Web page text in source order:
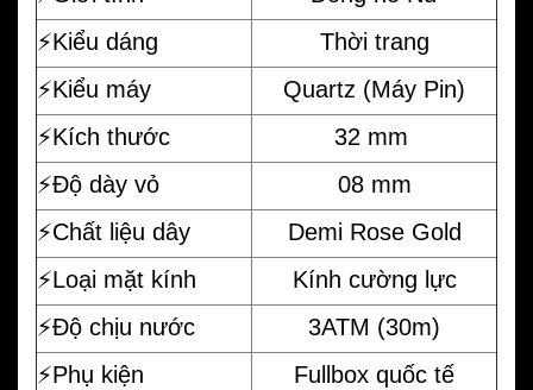
⚡️Kiểu dáng
Thời trang
⚡️Kiểu máy
Quartz (Máy Pin)
⚡️Kích thước
32 mm
⚡️Độ dày vỏ
08 mm
⚡️Chất liệu dây
Demi Rose Gold
⚡️Loại mặt kính
Kính cường lực
⚡️Độ chịu nước
3ATM (30m)
⚡️Phụ kiện
Fullbox quốc tế